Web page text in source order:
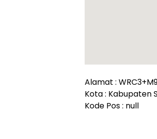
Alamat :
Kota : Kabupaten
Kode Pos : null